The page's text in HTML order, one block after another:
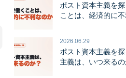
ポスト資本主義を
ことは、経済的に
2026.06.29
ポスト資本主義を
主義は、いつ来るの